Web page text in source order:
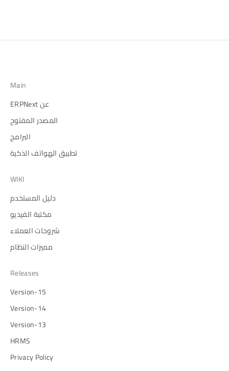
Main
عن ERPNext
المصدر المفتوح
البرامج
تطبيق الهواتف الذكية
WIKI
دليل المستخدم
مكتبة الفيديو
شروحات العملاء
مميزات النظام
Releases
Version-15
Version-14
Version-13
HRMS
Privacy Policy